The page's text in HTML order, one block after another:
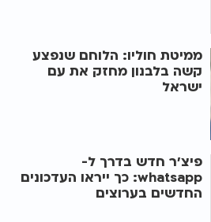
ממיטת חוליו: הלוחם שנפצע
קשה בלבנון מחזק את עם
ישראל
פיצ'ר חדש בדרך ל-
whatsapp: כך ייראו העדכונים
החדשים בערוצים